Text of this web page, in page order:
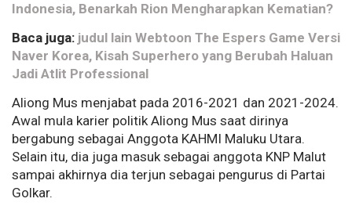
Indonesia, Benarkah Rion Mengharapkan Kematian?
Baca juga: judul lain Webtoon The Espers Game Versi
Naver Korea, Kisah Superhero yang Berubah Haluan
Jadi Atlit Professional
Aliong Mus menjabat pada 2016-2021 dan 2021-2024.
Awal mula karier politik Aliong Mus saat dirinya
bergabung sebagai Anggota KAHMI Maluku Utara.
Selain itu, dia juga masuk sebagai anggota KNP Malut
sampai akhirnya dia terjun sebagai pengurus di Partai
Golkar.